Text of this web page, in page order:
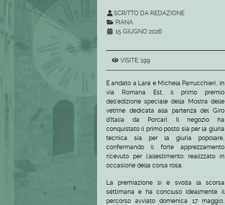
SCRITTO DA REDAZIONE
PIANA
15 GIUGNO 2026
VISITE: 199
È andato a Lara e Michela Parrucchieri, in
via Romana Est, il primo premio
dell'edizione speciale della Mostra delle
vetrine dedicata alla partenza del Giro
d'Italia da Porcari. Il negozio ha
conquistato il primo posto sia per la giuria
tecnica sia per la giuria popolare,
confermando il forte apprezzamento
ricevuto per l'allestimento realizzato in
occasione della corsa rosa.
La premiazione si è svolta la scorsa
settimana e ha concluso idealmente il
percorso avviato domenica 17 maggio,